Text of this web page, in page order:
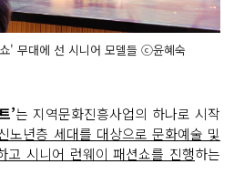
' 무대에 선 시니어 모델들 ⓒ윤혜숙
’는 지역문화진흥사업의 하나로 시작
노년층 세대를 대상으로 문화예술 및
고 시니어 런웨이 패션쇼를 진행하는